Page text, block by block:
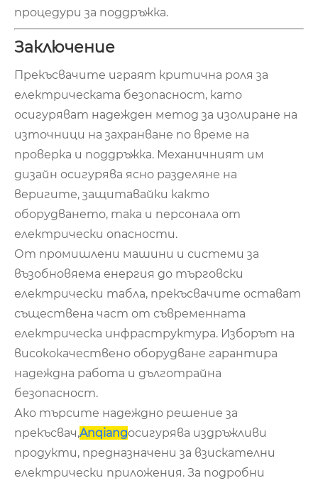
процедури за поддръжка.
Заключение
Прекъсвачите играят критична роля за
електрическата безопасност, като
осигуряват надежден метод за изолиране на
източници на захранване по време на
проверка и поддръжка. Механичният им
дизайн осигурява ясно разделяне на
веригите, защитавайки както
оборудването, така и персонала от
електрически опасности.
От промишлени машини и системи за
възобновяема енергия до търговски
електрически табла, прекъсвачите остават
съществена част от съвременната
електрическа инфраструктура. Изборът на
висококачествено оборудване гарантира
надеждна работа и дълготрайна
безопасност.
Ако търсите надеждно решение за
прекъсвач,Anqiangосигурява издръжливи
продукти, предназначени за взискателни
електрически приложения. За подробни